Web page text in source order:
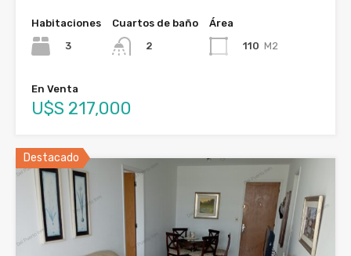
Habitaciones
3
Cuartos de baño
2
Área
110 M2
En Venta
U$S 217,000
Destacado